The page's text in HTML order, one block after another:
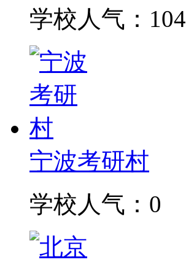
学校人气：104
宁波考研村
学校人气：0